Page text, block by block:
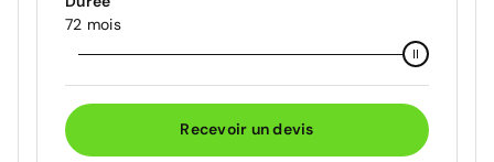
72 mois
Recevoir un devis